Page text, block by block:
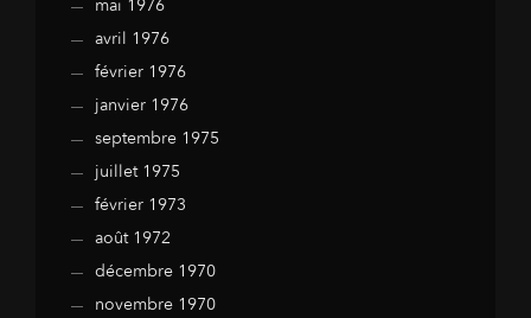
mai 1976
avril 1976
février 1976
janvier 1976
septembre 1975
juillet 1975
février 1973
août 1972
décembre 1970
novembre 1970